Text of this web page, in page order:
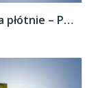
Obraz na płótnie – Pomost wprost do raju –...